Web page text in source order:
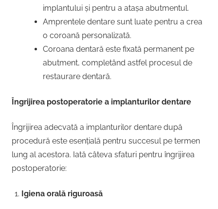
implantului și pentru a atașa abutmentul.
Amprentele dentare sunt luate pentru a crea
o coroană personalizată.
Coroana dentară este fixată permanent pe
abutment, completând astfel procesul de
restaurare dentară.
Îngrijirea postoperatorie a implanturilor dentare
Îngrijirea adecvată a implanturilor dentare după
procedură este esențială pentru succesul pe termen
lung al acestora. Iată câteva sfaturi pentru îngrijirea
postoperatorie:
Igiena orală riguroasă